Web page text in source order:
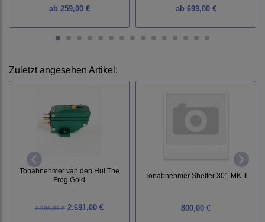
ab259,00 € ab699,00 €
Zuletzt angesehen Artikel:
Tonabnehmer van den Hul The
Frog Gold
2.990,00 € 2.691,00 €
Tonabnehmer Shelter 301 MK II
800,00 €